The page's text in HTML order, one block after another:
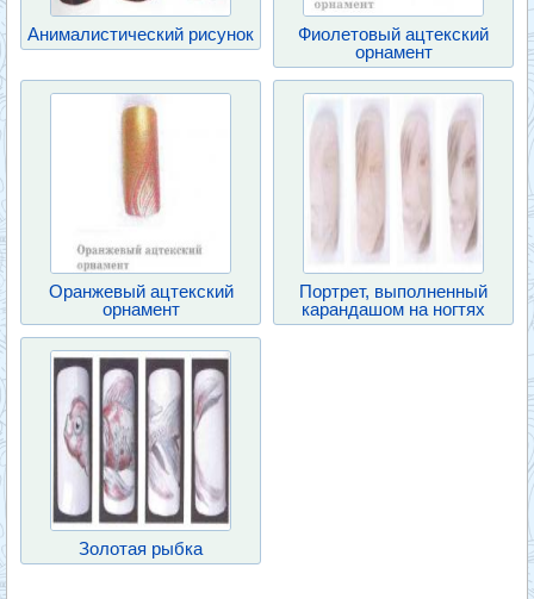
Анималистический рисунок
Фиолетовый ацтекский
орнамент
Оранжевый ацтекский
орнамент
Портрет, выполненный
карандашом на ногтях
Золотая рыбка